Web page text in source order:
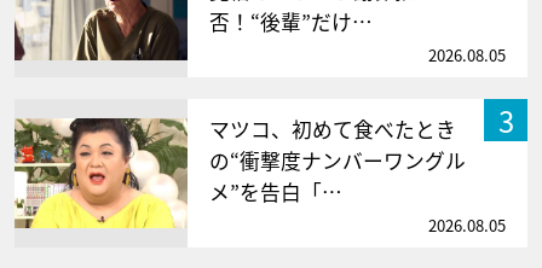
否！“後輩”だけ…
2026.08.05
3
マツコ、初めて食べたとき
の“衝撃度ナンバーワングル
メ”を告白「…
2026.08.05